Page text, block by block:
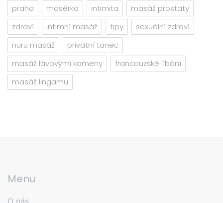
praha
masérka intimita
masáž prostaty
zdraví
intimní masáž tipy
sexuální zdraví
nuru masáž
privátní tanec
masáž lávovými kameny
francouzské líbání
masáž lingamu
Menu